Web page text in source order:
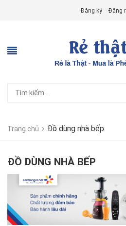
Đăng ký Đăng
Trang chủ Đồ dùng nhà bếp
ĐỒ DÙNG NHÀ BẾP